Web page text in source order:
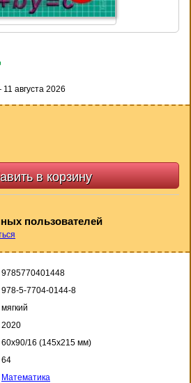
августа 2026
пользователей
9785770401448
978-5-7704-0144-8
мягкий
2020
60x90/16 (145x215 мм)
64
Математика